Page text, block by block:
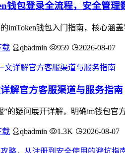
钱包登录全流程，安全管理
imToken钱包入门指南，核心涵
载 qbadmin 959 2026-08-07
解官方客服渠道与服务指南
”的疑问展开详解，明确im钱包
载 qbadmin 1.3K 2026-08-07